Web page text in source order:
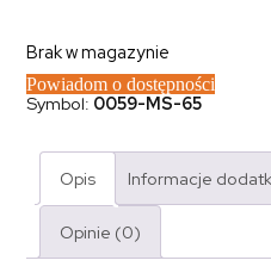
Brak w magazynie
Powiadom o dostępności
Symbol: 0059-MS-65
Opis Informacje
Opinie (0)